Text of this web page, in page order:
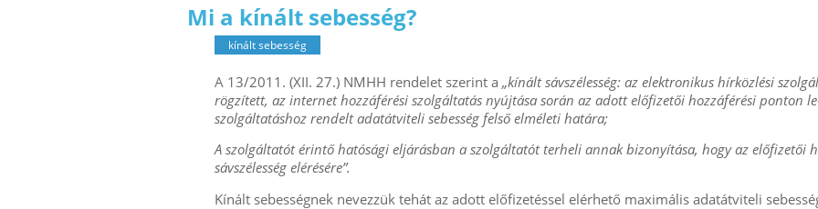
Mi a kínált sebesség?
kínált sebesség
A 13/2011. (XII. 27.) NMHH rendelet szerint a „kínált sávszélesség: az elektronikus hírközlési
rögzített, az internet hozzáférési szolgáltatás nyújtása során az adott előfizetői hozzáférési ponton
szolgáltatáshoz rendelt adatátviteli sebesség felső elméleti határa;
A szolgáltatót érintő hatósági eljárásban a szolgáltatót terheli annak bizonyítása, hogy az előfizetői
sávszélesség elérésére”.
Kínált sebességnek nevezzük tehát az adott előfizetéssel elérhető maximális adatátviteli